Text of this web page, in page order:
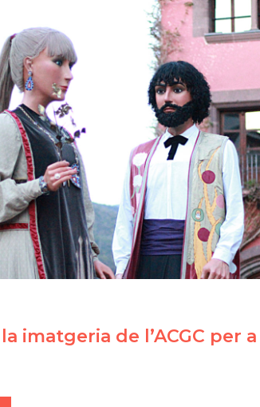
imatgeria de l’ACGC per a